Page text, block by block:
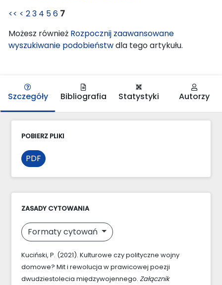
<< < 23 4 56 7
Możesz również Rozpocznij zaawansowane
wyszukiwanie podobieństwdla tego artykułu.
Szczegóły Bibliografia Statystyki Autorzy
POBIERZ PLIKI
PDF
ZASADY CYTOWANIA
Formaty cytowań
Kuciński, P. (2021). Kulturowe czy polityczne wojny
domowe? Mit i rewolucja w prawicowej poezji
dwudziestolecia międzywojennego. Załącznik